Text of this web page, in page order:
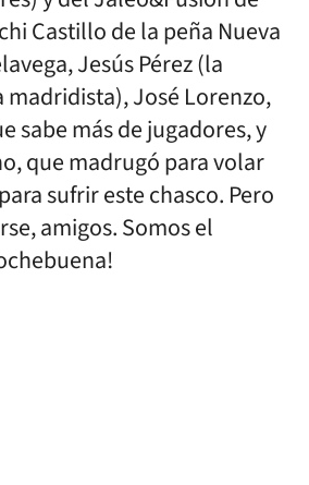
Castillo de la peña Nueva
Jesús Pérez (la
madridista), José Lorenzo,
sabe más de jugadores, y
que madrugó para volar
sufrir este chasco. Pero
amigos. Somos el